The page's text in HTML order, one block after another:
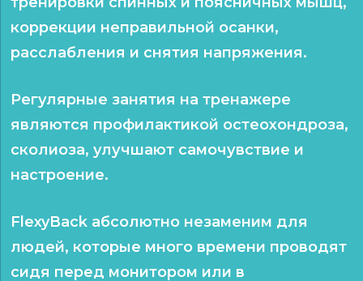
коррекции неправильной осанки,
расслабления и снятия напряжения.
Регулярные занятия на тренажере
являются профилактикой остеохондроза,
сколиоза, улучшают самочувствие и
настроение.
FlexyBack абсолютно незаменим для
людей, которые много времени проводят
сидя перед монитором или в